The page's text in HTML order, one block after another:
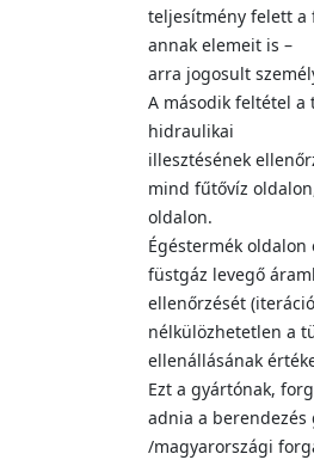
teljesítmény felett a
annak elemeit is –
arra jogosult
A második feltétel a
hidraulikai
illesztésének
mind fűtővíz
oldalon.
Égéstermék
füstgáz levegő
ellenőrzését
nélkülözhetetlen a
ellenállásának
Ezt a gyártónak,
adnia a berendezés
/magyarországi